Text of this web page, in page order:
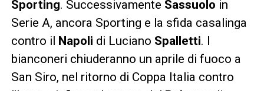
Sporting. Successivamente Sassuolo in
Serie A, ancora Sporting e la sfida casalinga
contro il Napoli di Luciano Spalletti. I
bianconeri chiuderanno un aprile di fuoco a
San Siro, nel ritorno di Coppa Italia contro